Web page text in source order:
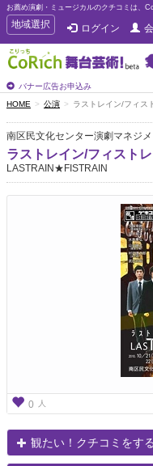
お薦め演劇・ミュージカルのクチコミは、
T
o
g
g
e
n
a
v
i
g
a
地域選択 ログイン
バナー広告お申込み
HOME 公演 ラストレイン/フィス
南区民文化センター演劇マネジ
ラストレイン/フィスト
LASTRAIN★FISTRAIN
0 人
観たい！クチコミをする